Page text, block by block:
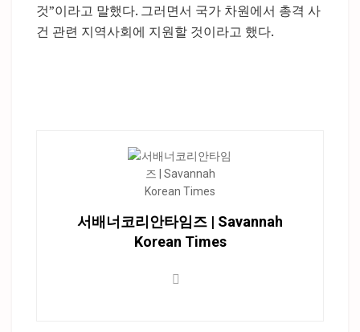
것”이라고 말했다. 그러면서 국가 차원에서 총격 사
건 관련 지역사회에 지원할 것이라고 했다.
서배너코리안타임즈 | Savannah
Korean Times